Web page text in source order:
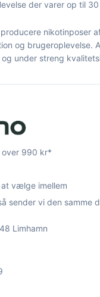
der varer op til
nikotinposer
og brugeroplevelse.
under streng
over 990 kr*
vælge imellem
sender vi den samme
Limhamn